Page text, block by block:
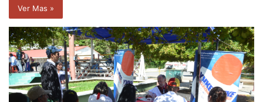
Ver Mas »